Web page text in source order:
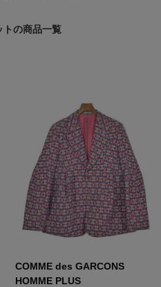
トの商品一覧
COMME des GARCONS
HOMME PLUS